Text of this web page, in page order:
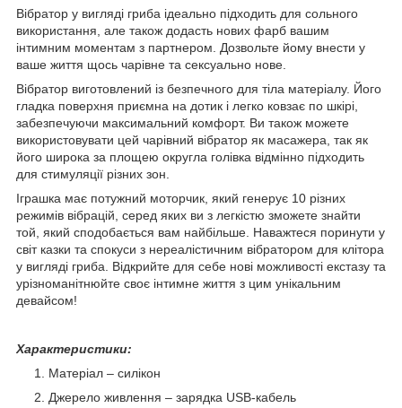
Вібратор у вигляді гриба ідеально підходить для сольного
використання, але також додасть нових фарб вашим
інтимним моментам з партнером. Дозвольте йому внести у
ваше життя щось чарівне та сексуально нове.
Вібратор виготовлений із безпечного для тіла матеріалу. Його
гладка поверхня приємна на дотик і легко ковзає по шкірі,
забезпечуючи максимальний комфорт. Ви також можете
використовувати цей чарівний вібратор як масажера, так як
його широка за площею округла голівка відмінно підходить
для стимуляції різних зон.
Іграшка має потужний моторчик, який генерує 10 різних
режимів вібрацій, серед яких ви з легкістю зможете знайти
той, який сподобається вам найбільше. Наважтеся поринути у
світ казки та спокуси з нереалістичним вібратором для клітора
у вигляді гриба. Відкрийте для себе нові можливості екстазу та
урізноманітнюйте своє інтимне життя з цим унікальним
девайсом!
Характеристики:
Матеріал – силікон
Джерело живлення – зарядка USB-кабель